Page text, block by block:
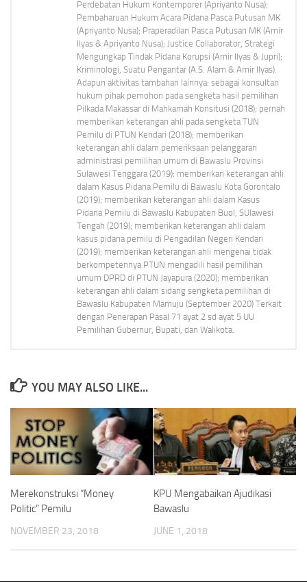
Perdebatan Hukum Kontemporer (Apriyanto Nusa);
Pembaharuan Hukum Acara Pidana Pasca Putusan MK
(Apriyanto Nusa); Praperadilan Pasca Putusan MK (Amir
Ilyas & Apriyanto Nusa); Justice Collaborator, Strategi
Mengungkap Tindak Pidana Korupsi (Amir Ilyas & Jupri);
Kriminologi, Suatu Pengantar (A.S. Alam & Amir Ilyas).
Adapun aktivitas tambahan lainnya: sebagai konsultan
hukum pihak pemohon pada sengketa hasil pemilihan
Pilkada Makassar di Mahkamah Konsitusi (2018); pernah
memberikan keterangan ahli pada sengketa TUN
Pemilu di PTUN Kendari (2018); memberikan
keterangan ahli dalam pemeriksaan pelanggaran
administrasi pemilihan umum di Bawaslu Provinsi
Sulawesi Tenggara (2019); memberikan keterangan ahli
dalam Kasus Pidana Pemilu di Bawaslu Kota Gorontalo
(2019); memberikan keterangan ahli dalam Kasus
Pidana Pemilu di Bawaslu Kabupaten Buol, SUlawesi
Tengah (2019); memberikan keterangan ahli dalam
kasus pidana pemilu di Pengadilan Negeri Kendari
(2019); memberikan keterangan ahli mengenai tidak
berkompetennya PTUN mengadili hasil pemilihan
umum DPRD di PTUN Jayapura (2020); memberikan
keterangan ahli dalam sidang sengketa pemilihan di
Bawaslu Kabupaten Mamuju (September 2020) Terkait
dengan Penerapan Pasal 71 ayat 2 sd ayat 5 UU
Pemilihan Gubernur, Bupati, dan Walikota.
YOU MAY ALSO LIKE...
Merekonstruksi “Money
Politic” Pemilu
NOVEMBER 23, 2018
KPU Mengabaikan Ajudikasi
Bawaslu
JUNE 1, 2018